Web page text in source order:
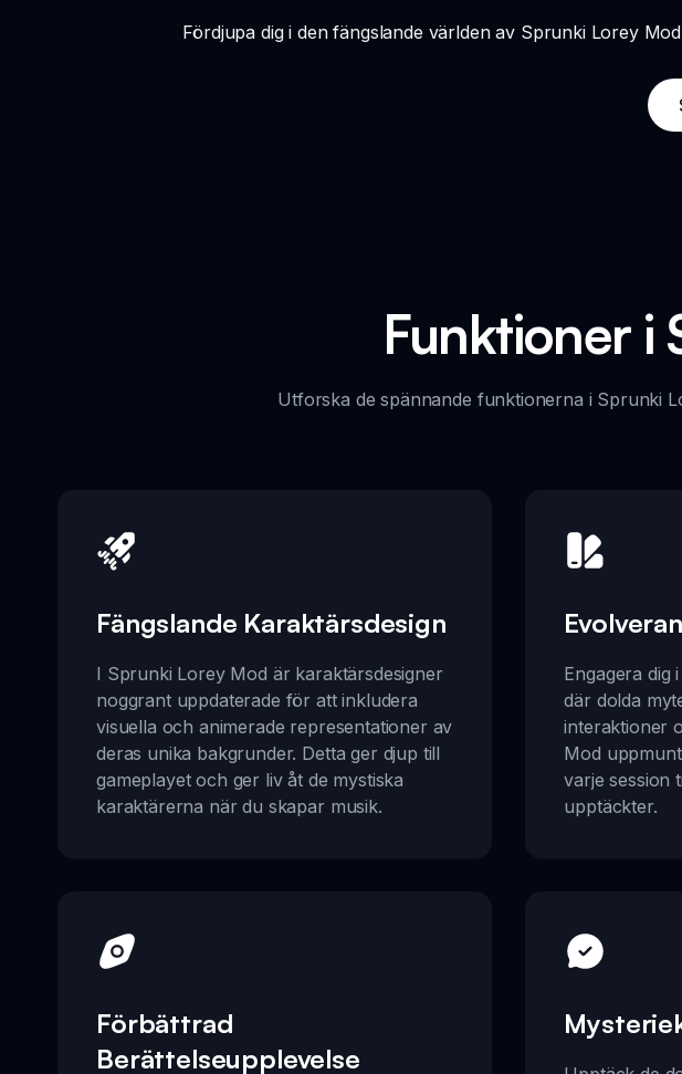
Fördjupa dig i den fängslande världen av Sprunki Lorey
Funktioner i
Utforska de spännande funktionerna i Sprunki
Fängslande Karaktärsdesign
I Sprunki Lorey Mod är karaktärsdesigner
noggrant uppdaterade för att inkludera
visuella och animerade representationer av
deras unika bakgrunder. Detta ger djup till
gameplayet och ger liv åt de mystiska
karaktärerna när du skapar musik.
Engagera dig
där dolda
interaktioner
Mod
varje session
upptäckter.
Förbättrad
Berättelseupplevelse